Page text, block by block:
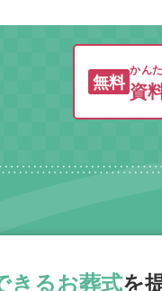
無料
かん
資
きるお葬式を